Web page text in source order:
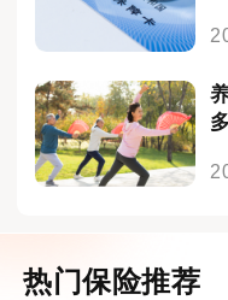
热门保险推荐